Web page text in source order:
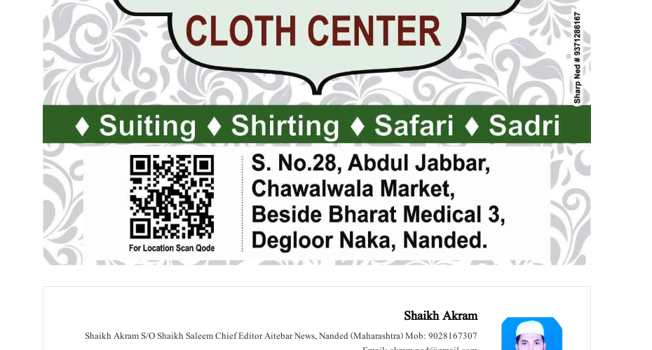
Shaikh Akram
Shaikh Akram S/O Shaikh Saleem Chief Editor Aitebar News, Nanded (Maharashtra) Mob: 9028167307